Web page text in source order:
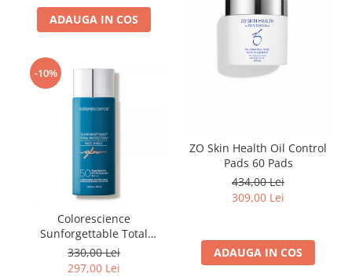
ADAUGA IN COS
ZO Skin Health Oil Control
Pads 60 Pads
434,00 Lei
309,00 Lei
ADAUGA IN COS
-10%
Colorescience
Sunforgettable Total
Protection Face Shield Glow
SPF 50 - 55 ml
330,00 Lei
297,00 Lei